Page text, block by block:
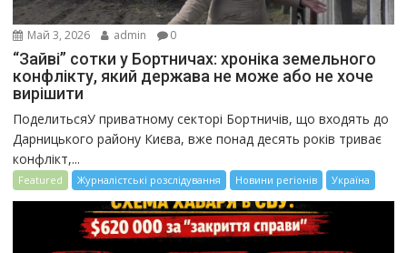
Май 3, 2026 admin 0
“Зайві” сотки у Бортничах: хроніка земельного
конфлікту, який держава не може або не хоче
вирішити
ПоделитьсяУ приватному секторі Бортничів, що входять до
Дарницького району Києва, вже понад десять років триває
конфлікт,...
Featured Журналістські розслідування Новини регіонів Україна